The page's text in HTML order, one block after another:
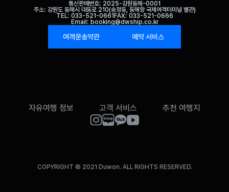
자유여행 정보 추천 여행지
고객 서비스
통신판매번호 2025-강원동해-0001
주소 강원도 동해시 대동로 210(송정동, 동해항 국제여객터미널 별관)
TEL 033-521-0661 FAX 033-521-0666
Email
booking@dwship.co.kr
여객운송약관 예약 서비스
COPYRIGHT © 2021 Duwon. ALL RIGHTS RESERVED.